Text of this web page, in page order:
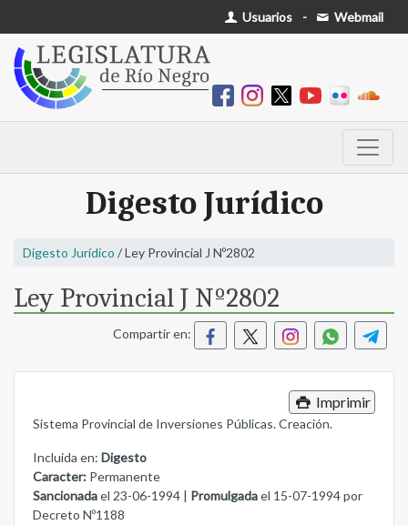
Usuarios - Webmail
Digesto Jurídico
Digesto Jurídico / Ley Provincial J Nº2802
Ley Provincial J Nº2802
Compartir en:
Imprimir
Sistema Provincial de Inversiones Públicas. Creación.
Incluida en: Digesto
Caracter: Permanente
Sancionadael 23-06-1994 | Promulgadael 15-07-1994 por
Decreto Nº1188